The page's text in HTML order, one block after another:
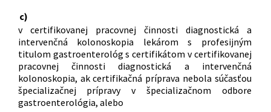
c)
v certifikovanej pracovnej činnosti diagnostická a
intervenčná kolonoskopia lekárom s profesijným
titulom gastroenterológ s certifikátom v certifikovanej
pracovnej činnosti diagnostická a intervenčná
kolonoskopia, ak certifikačná príprava nebola súčasťou
špecializačnej prípravy v špecializačnom odbore
gastroenterológia, alebo